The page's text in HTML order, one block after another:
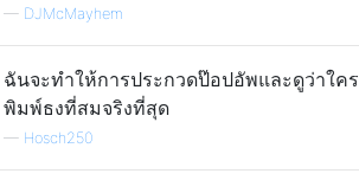
— DJMcMayhem
ฉันจะทำให้การประกวดป๊อปอัพและดูว่าใคร
พิมพ์ธงที่สมจริงที่สุด
— Hosch250